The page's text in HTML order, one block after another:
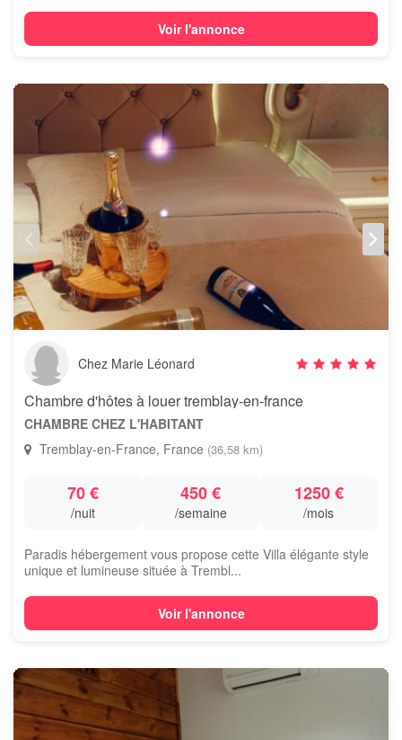
Voir l'annonce
Chez Marie Léonard
Chambre d'hôtes à louer tremblay-en-france
CHAMBRE CHEZ L'HABITANT
Tremblay-en-France, France (36,58 km)
70 €
/nuit
450 €
/semaine
1250 €
/mois
Paradis hébergement vous propose cette Villa élégante style
unique et lumineuse située à Trembl...
Voir l'annonce